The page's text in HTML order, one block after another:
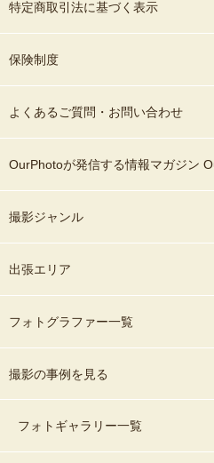
特定商取引法に基づく表示
保険制度
よくあるご質問・お問い合わせ
OurPhotoが発信する情報マガジン
撮影ジャンル
出張エリア
フォトグラファー一覧
撮影の事例を見る
フォトギャラリー一覧